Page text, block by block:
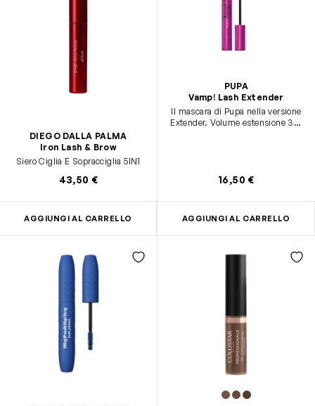
DIEGO DALLA PALMA
Iron Lash & Brow
Siero Ciglia E Sopracciglia 5IN1
43,50 €
AGGIUNGI AL CARRELLO
PUPA
Vamp! Lash Extender
Il mascara di Pupa nella versione
Extender. Volume estensione 3D.
16,50 €
AGGIUNGI AL CARRELLO